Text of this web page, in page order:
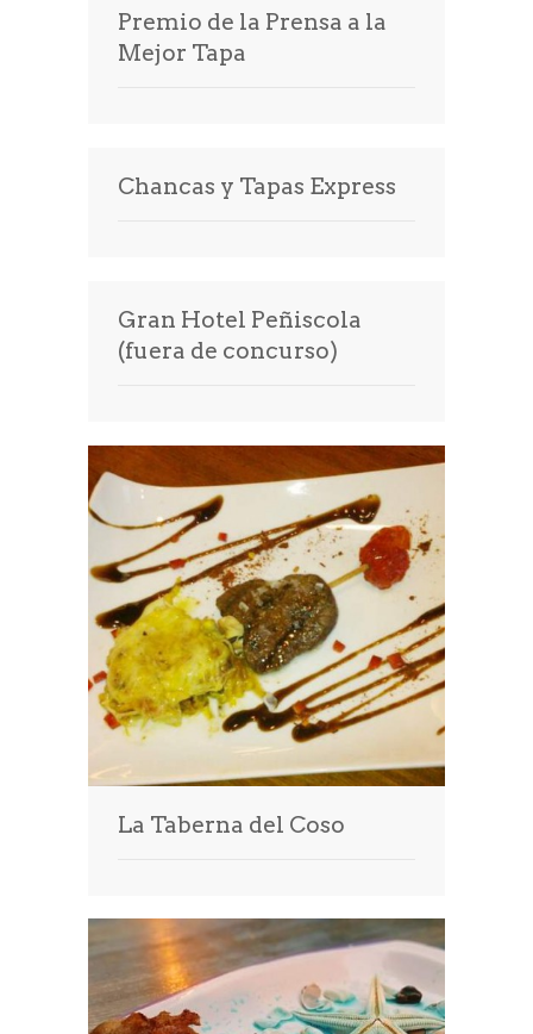
Premio de la Prensa a la
Mejor Tapa
Chancas y Tapas Express
Gran Hotel Peñiscola
(fuera de concurso)
La Taberna del Coso